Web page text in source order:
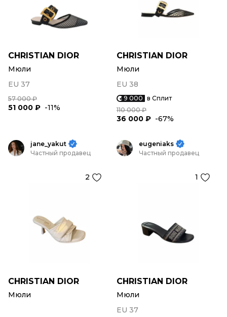
CHRISTIAN DIOR
Мюли
EU 37
57 000 ₽
51 000 ₽ -11%
CHRISTIAN DIOR
Мюли
EU 38
9 000 в Сплит
110 000 ₽
36 000 ₽ -67%
jane_yakut
Частный продавец
2
CHRISTIAN DIOR
Мюли
eugeniaks
Частный продавец
1
CHRISTIAN DIOR
Мюли
EU 37